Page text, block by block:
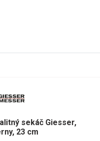
sekáč Giesser,
23 cm